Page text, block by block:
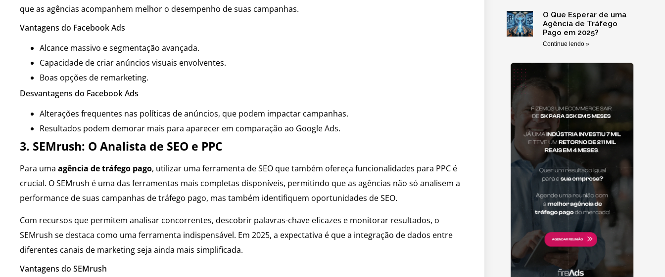
que as agências acompanhem melhor o desempenho de suas campanhas.
Vantagens do Facebook Ads
Alcance massivo e segmentação avançada.
Capacidade de criar anúncios visuais envolventes.
Boas opções de remarketing.
Desvantagens do Facebook Ads
Alterações frequentes nas políticas de anúncios, que podem impactar campanhas.
Resultados podem demorar mais para aparecer em comparação ao Google Ads.
3. SEMrush: O Analista de SEO e PPC
Para uma agência de tráfego pago, utilizar uma ferramenta de SEO que também ofereça funcionalidades para PPC é
crucial. O SEMrush é uma das ferramentas mais completas disponíveis, permitindo que as agências não só analisem a
performance de suas campanhas de tráfego pago, mas também identifiquem oportunidades de SEO.
Com recursos que permitem analisar concorrentes, descobrir palavras-chave eficazes e monitorar resultados, o
SEMrush se destaca como uma ferramenta indispensável. Em 2025, a expectativa é que a integração de dados entre
diferentes canais de marketing seja ainda mais simplificada.
Vantagens do SEMrush
O Que Esperar de uma
Agência de Tráfego
Pago em 2025?
Continue lendo »